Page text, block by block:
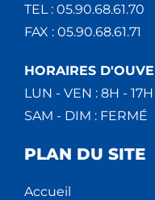
TEL : 05.90.68.61.70
FAX : 05.90.68.61.71
HORAIRES
LUN - VEN : 8H - 17H
SAM - DIM : FERMÉ
PLAN DU SITE
Accueil